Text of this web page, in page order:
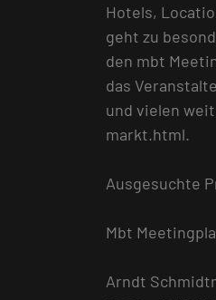
Hotels,
geht zu
den mbt
das
und vielen
markt.html.
Ausgesuchte
Mbt
Arndt